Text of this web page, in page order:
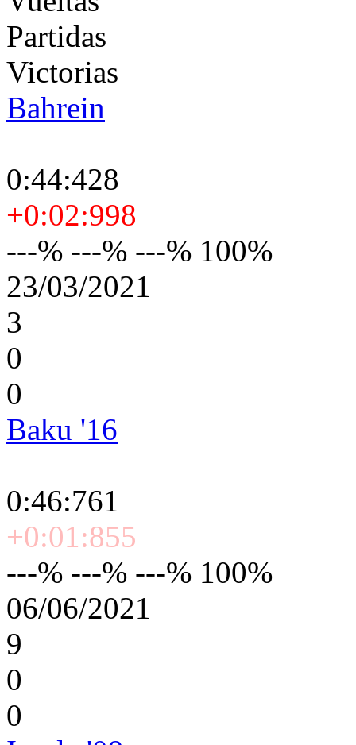
Partidas
Victorias
Bahrein
0:44:428
+0:02:998
---% ---% ---% 100%
23/03/2021
3
0
0
Baku '16
0:46:761
+0:01:855
---% ---% ---% 100%
06/06/2021
9
0
0